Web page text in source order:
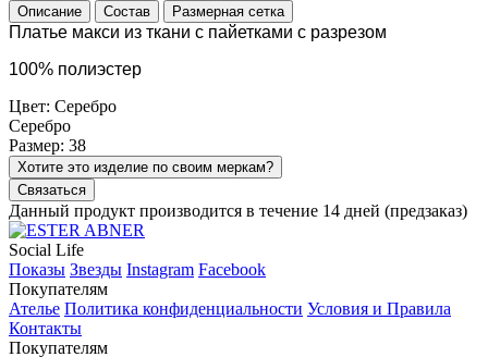
Описание Состав Размерная сетка
Платье макси из ткани с пайетками с разрезом
100% полиэстер
Цвет: Серебро
Серебро
Размер: 38
Хотите это изделие по своим меркам?
Связаться
Данный продукт производится в течение 14 дней (предзаказ)
Social Life
Показы Звезды Instagram Facebook
Покупателям
Ателье Политика конфиденциальности Условия и Правила
Контакты
Покупателям